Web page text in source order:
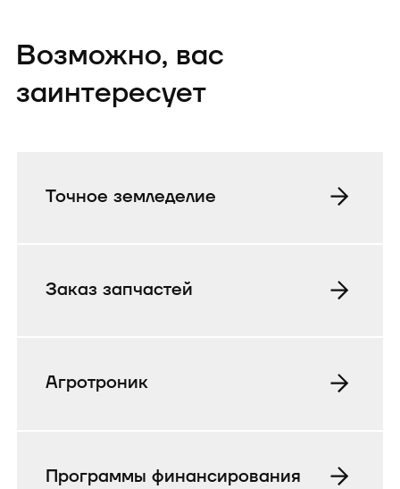
Возможно, вас
заинтересует
Точное земледелие
Заказ запчастей
Агротроник
Программы финансирования